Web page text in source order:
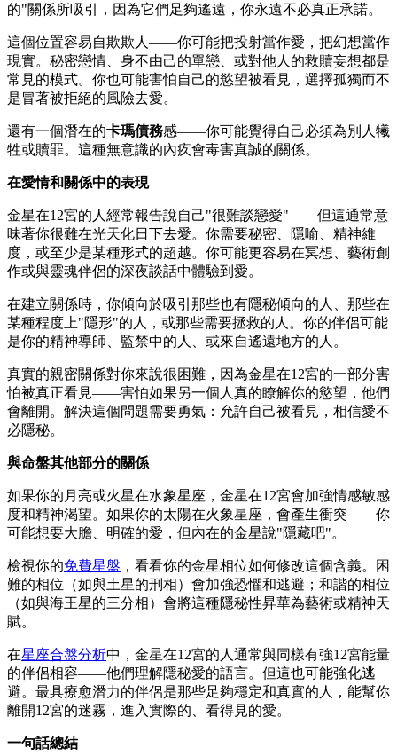
的"關係所吸引，因為它們足夠遙遠，你永遠不必真正承諾。
這個位置容易自欺欺人——你可能把投射當作愛，把幻想當作
現實。秘密戀情、身不由己的單戀、或對他人的救贖妄想都是
常見的模式。你也可能害怕自己的慾望被看見，選擇孤獨而不
是冒著被拒絕的風險去愛。
還有一個潛在的卡瑪債務感——你可能覺得自己必須為別人犧
牲或贖罪。這種無意識的內疚會毒害真誠的關係。
在愛情和關係中的表現
金星在12宮的人經常報告說自己"很難談戀愛"——但這通常意
味著你很難在光天化日下去愛。你需要秘密、隱喻、精神維
度，或至少是某種形式的超越。你可能更容易在冥想、藝術創
作或與靈魂伴侶的深夜談話中體驗到愛。
在建立關係時，你傾向於吸引那些也有隱秘傾向的人、那些在
某種程度上"隱形"的人，或那些需要拯救的人。你的伴侶可能
是你的精神導師、監禁中的人、或來自遙遠地方的人。
真實的親密關係對你來說很困難，因為金星在12宮的一部分害
怕被真正看見——害怕如果另一個人真的瞭解你的慾望，他們
會離開。解決這個問題需要勇氣：允許自己被看見，相信愛不
必隱秘。
與命盤其他部分的關係
如果你的月亮或火星在水象星座，金星在12宮會加強情感敏感
度和精神渴望。如果你的太陽在火象星座，會產生衝突——你
可能想要大膽、明確的愛，但內在的金星說"隱藏吧"。
檢視你的免費星盤 ，看看你的金星相位如何修改這個含義。困
難的相位（如與土星的刑相）會加強恐懼和逃避；和諧的相位
（如與海王星的三分相）會將這種隱秘性昇華為藝術或精神天
賦。
在星座合盤分析中，金星在12宮的人通常與同樣有強12宮能量
的伴侶相容——他們理解隱秘愛的語言。但這也可能強化逃
避。最具療愈潛力的伴侶是那些足夠穩定和真實的人，能幫你
離開12宮的迷霧，進入實際的、看得見的愛。
一句話總結